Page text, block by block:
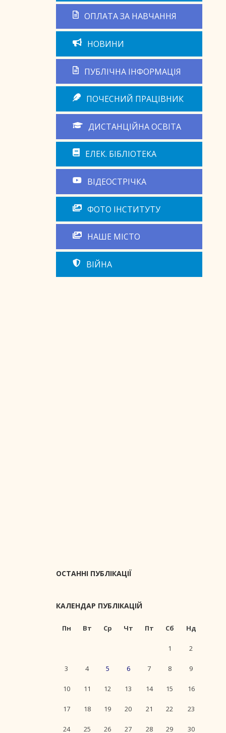
ОПЛАТА ЗА НАВЧАННЯ
НОВИНИ
ПУБЛІЧНА ІНФОРМАЦІЯ
ПОЧЕСНИЙ ПРАЦІВНИК
ДИСТАНЦІЙНА ОСВІТА
ЕЛЕК. БІБЛІОТЕКА
ВІДЕОСТРІЧКА
ФОТО ІНСТИТУТУ
НАШЕ МІСТО
ВІЙНА
ОСТАННІ ПУБЛІКАЦІЇ
КАЛЕНДАР ПУБЛІКАЦІЙ
Пн Вт Ср Чт Пт Сб Нд
1 2
3 4 5 6 7 8 9
10 11 12 13 14 15 16
17 18 19 20 21 22 23
24 25 26 27 28 29 30